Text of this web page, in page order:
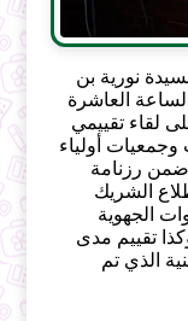
نورية بن
28 فيفري 2016 على الساعة العاشرة
على لقاء تقييمي
وجمعيات أولياء
ضمن رزنامة
الشريك
الجهوية
يوم الخميس 11 فيفري 2016 وكذا تقييم مدى
الذي تم